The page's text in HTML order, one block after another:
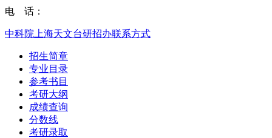
电 话：
中科院上海天文台研招办联系方式
招生简章
专业目录
参考书目
考研大纲
成绩查询
分数线
考研录取